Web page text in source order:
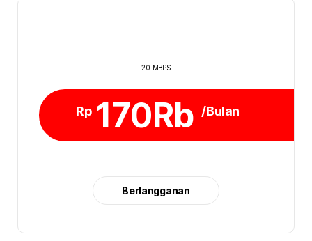
20 MBPS
Rp 170Rb /Bulan
Berlangganan